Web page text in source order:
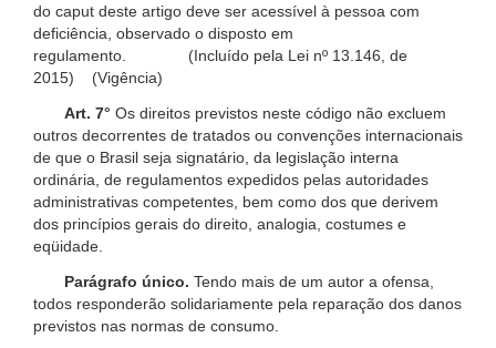
do caput deste artigo deve ser acessível à pessoa com
deficiência, observado o disposto em
regulamento. (Incluído pela Lei nº 13.146, de
2015) (Vigência)
Art. 7° Os direitos previstos neste código não excluem
outros decorrentes de tratados ou convenções internacionais
de que o Brasil seja signatário, da legislação interna
ordinária, de regulamentos expedidos pelas autoridades
administrativas competentes, bem como dos que derivem
dos princípios gerais do direito, analogia, costumes e
eqüidade.
Parágrafo único. Tendo mais de um autor a ofensa,
todos responderão solidariamente pela reparação dos danos
previstos nas normas de consumo.